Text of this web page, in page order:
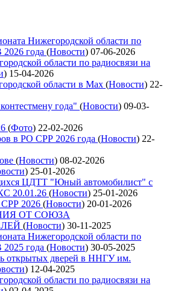
Нижегородской области по
года (Новости) 07-06-2026
области по радиосвязи на
) 15-04-2026
области в Max (Новости) 22-
года" (Новости) 09-03-
(Фото) 22-02-2026
в РО СРР 2026 года (Новости) 22-
(Новости) 08-02-2026
) 25-01-2026
ЦДТТ "Юный автомобилист" с
20.01.26 (Новости) 25-01-2026
2026 (Новости) 20-01-2026
ОТ СОЮЗА
(Новости) 30-11-2025
Нижегородской области по
года (Новости) 30-05-2025
открытых дверей в ННГУ им.
) 12-04-2025
области по радиосвязи на